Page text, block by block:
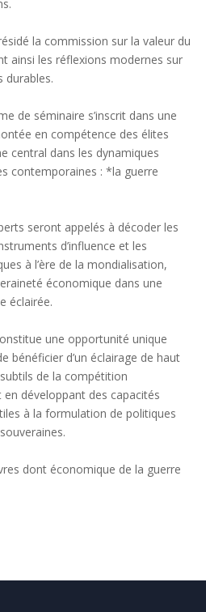
la commission sur la valeur du
ainsi les réflexions modernes sur
durables.
de séminaire s’inscrit dans une
en compétence des élites
central dans les dynamiques
contemporaines : *la guerre
seront appelés à décoder les
d’influence et les
à l’ère de la mondialisation,
économique dans une
éclairée.
une opportunité unique
bénéficier d’un éclairage de haut
de la compétition
développant des capacités
à la formulation de politiques
dont économique de la guerre